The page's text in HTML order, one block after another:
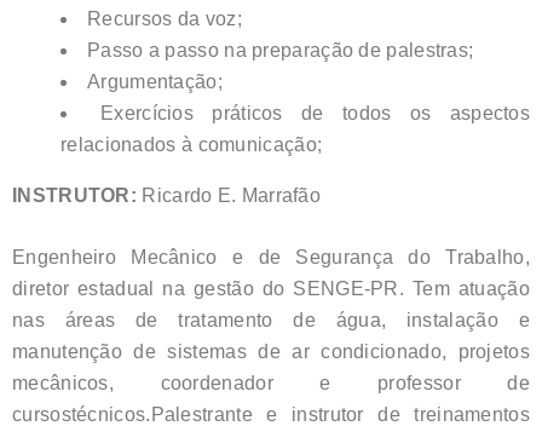
Recursos da voz;
Passo a passo na preparação de palestras;
Argumentação;
Exercícios práticos de todos os aspectos
relacionados à comunicação;
INSTRUTOR: Ricardo E. Marrafão
Engenheiro Mecânico e de Segurança do Trabalho,
diretor estadual na gestão do SENGE-PR. Tem atuação
nas áreas de tratamento de água, instalação e
manutenção de sistemas de ar condicionado, projetos
mecânicos, coordenador e professor de
cursostécnicos.Palestrante e instrutor de treinamentos